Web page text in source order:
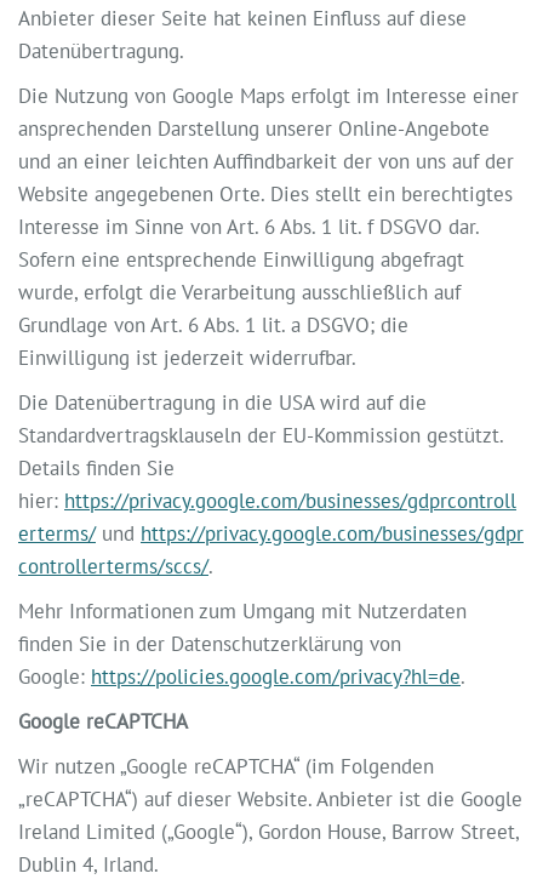
Anbieter dieser Seite hat keinen Einfluss auf diese
Datenübertragung.
Die Nutzung von Google Maps erfolgt im Interesse einer
ansprechenden Darstellung unserer Online-Angebote
und an einer leichten Auffindbarkeit der von uns auf der
Website angegebenen Orte. Dies stellt ein berechtigtes
Interesse im Sinne von Art. 6 Abs. 1 lit. f DSGVO dar.
Sofern eine entsprechende Einwilligung abgefragt
wurde, erfolgt die Verarbeitung ausschließlich auf
Grundlage von Art. 6 Abs. 1 lit. a DSGVO; die
Einwilligung ist jederzeit widerrufbar.
Die Datenübertragung in die USA wird auf die
Standardvertragsklauseln der EU-Kommission gestützt.
Details finden Sie
hier: https://privacy.google.com/businesses/gdprcontroll
erterms/und https://privacy.google.com/businesses/gdpr
controllerterms/sccs/.
Mehr Informationen zum Umgang mit Nutzerdaten
finden Sie in der Datenschutzerklärung von
Google: https://policies.google.com/privacy?hl=de.
Google reCAPTCHA
Wir nutzen „Google reCAPTCHA“ (im Folgenden
„reCAPTCHA“) auf dieser Website. Anbieter ist die Google
Ireland Limited („Google“), Gordon House, Barrow Street,
Dublin 4, Irland.